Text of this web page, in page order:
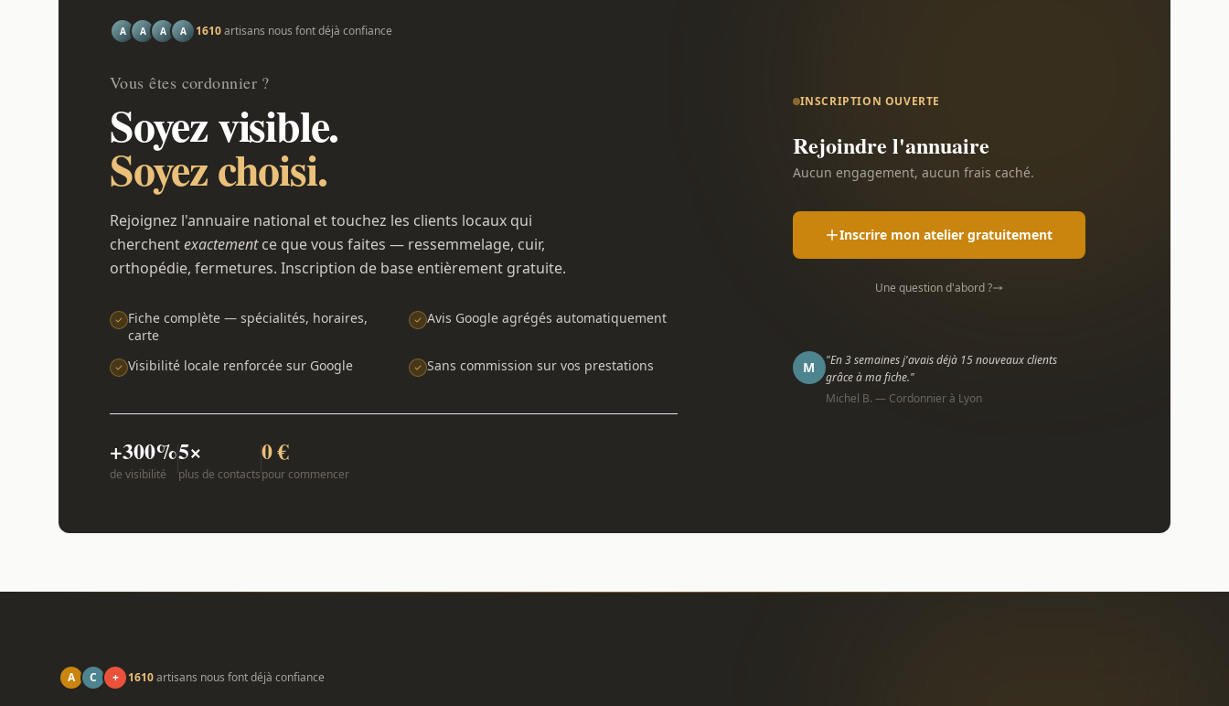
A A A A 1610artisans nous font déjà confiance
Vous êtes cordonnier ?
Soyez visible.
Soyez choisi.
Rejoignez l'annuaire national et touchez les clients locaux qui
cherchentexactementce que vous faites — ressemmelage, cuir,
orthopédie, fermetures. Inscription de base entièrement gratuite.
Fiche complète — spécialités, horaires,
carte
Avis Google agrégés automatiquement
Visibilité locale renforcée sur Google Sans commission sur vos prestations
+300%
de visibilité
5×
plus de contacts
0 €
pour commencer
INSCRIPTION OUVERTE
Rejoindre l'annuaire
Aucun engagement, aucun frais caché.
Inscrire mon atelier gratuitement
Une question d'abord ?
M
"En 3 semaines j'avais déjà 15 nouveaux clients
grâce à ma fiche."
Michel B. — Cordonnier à Lyon
A C + 1610artisans nous font déjà confiance